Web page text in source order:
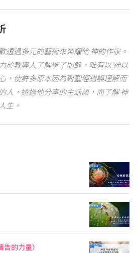
透過多元的藝術來榮耀給 神的作家。
於教導人了解聖子耶穌，唯有以 神以
，使許多原本因為對聖經錯誤理解而
人，透過他分享的主話語，而了解 神
生。
的力量）